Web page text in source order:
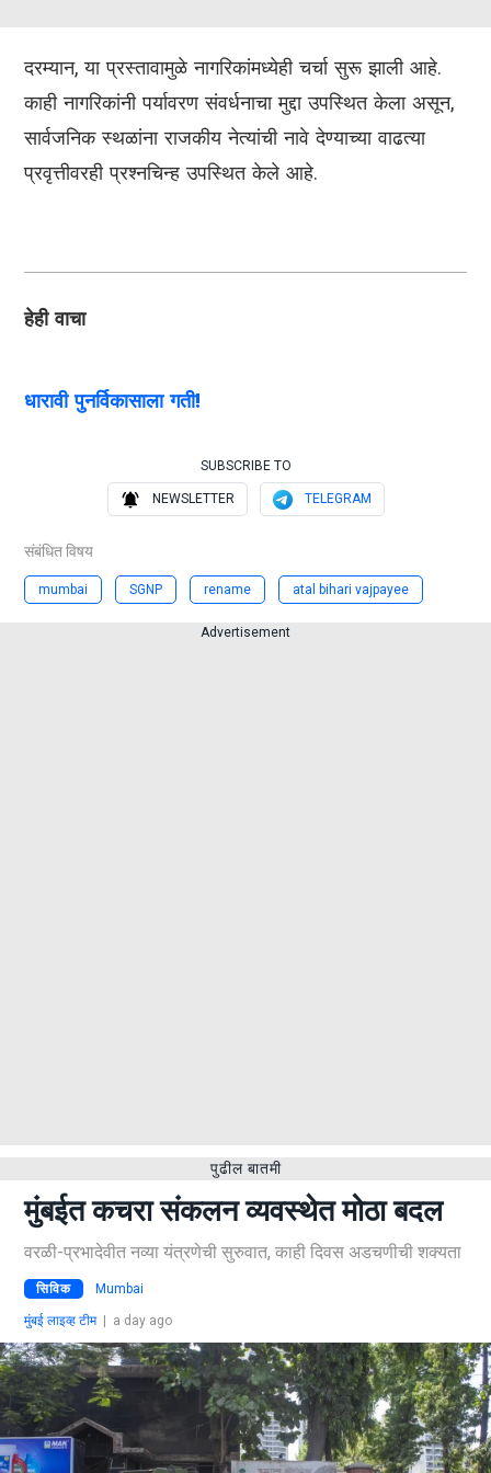
दरम्यान, या प्रस्तावामुळे नागरिकांमध्येही चर्चा सुरू झाली आहे.
काही नागरिकांनी पर्यावरण संवर्धनाचा मुद्दा उपस्थित केला असून,
सार्वजनिक स्थळांना राजकीय नेत्यांची नावे देण्याच्या वाढत्या
प्रवृत्तीवरही प्रश्नचिन्ह उपस्थित केले आहे.
हेही वाचा
धारावी पुनर्विकासाला गती!
SUBSCRIBE TO
NEWSLETTER TELEGRAM
संबंधित विषय
mumbai SGNP rename atal bihari vajpayee
Advertisement
पुढील बातमी
मुंबईत कचरा संकलन व्यवस्थेत मोठा बदल
वरळी-प्रभादेवीत नव्या यंत्रणेची सुरुवात, काही दिवस अडचणीची शक्यता
सिविक Mumbai
मुंबई लाइव्ह टीम| a day ago